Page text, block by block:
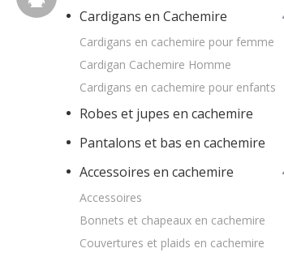
Cardigans en Cachemire
Cardigans en cachemire pour femme
Cardigan Cachemire Homme
Cardigans en cachemire pour enfants
Robes et jupes en cachemire
Pantalons et bas en cachemire
Accessoires en cachemire
Accessoires
Bonnets et chapeaux en cachemire
Couvertures et plaids en cachemire